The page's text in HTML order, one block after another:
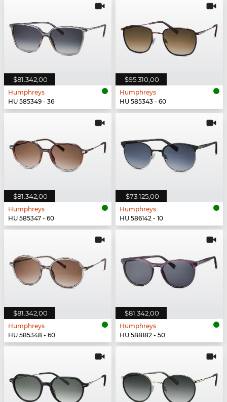
$81.342,00
Humphreys
HU 585349 - 36
$95.310,00
Humphreys
HU 585343 - 60
$81.342,00
Humphreys
HU 585347 - 60
$73.125,00
Humphreys
HU 586142 - 10
$81.342,00
Humphreys
HU 585348 - 60
$81.342,00
Humphreys
HU 588182 - 50